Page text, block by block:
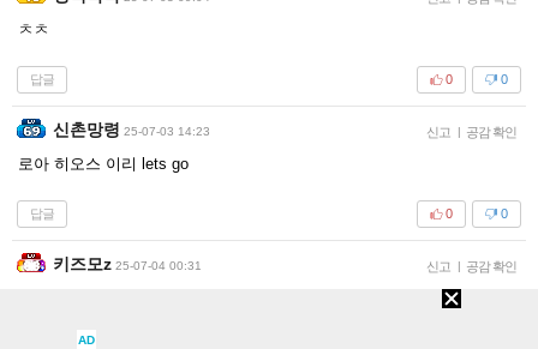
ㅊㅊ
답글 0
0
신촌망령 25-07-03 14:23 신고 | 공감 확인
로아 히오스 이리 lets go
답글 0
0
키즈모z 25-07-04 00:31 신고 | 공감 확인
AD